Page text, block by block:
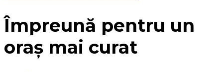
Împreună pentru un
oraș mai curat